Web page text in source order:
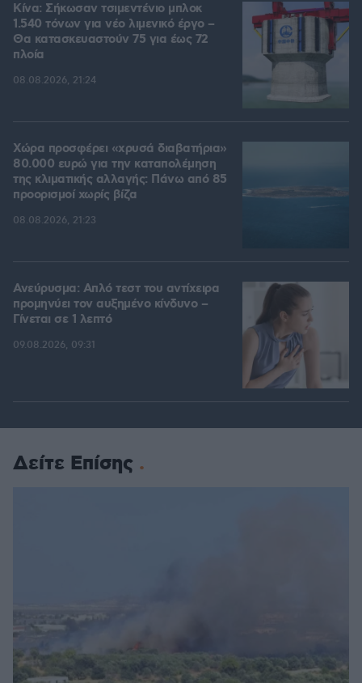
Κίνα: Σήκωσαν τσιμεντένιο μπλοκ
1.540 τόνων για νέο λιμενικό έργο –
Θα κατασκευαστούν 75 για έως 72
πλοία
08.08.2026, 21:24
Χώρα προσφέρει «χρυσά διαβατήρια»
80.000 ευρώ για την καταπολέμηση
της κλιματικής αλλαγής: Πάνω από 85
προορισμοί χωρίς βίζα
08.08.2026, 21:23
Ανεύρυσμα: Απλό τεστ του αντίχειρα
προμηνύει τον αυξημένο κίνδυνο –
Γίνεται σε 1 λεπτό
09.08.2026, 09:31
Δείτε Επίσης